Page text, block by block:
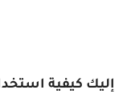
إليك كيفية